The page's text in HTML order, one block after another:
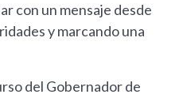
con un mensaje desde
y marcando una
del Gobernador de